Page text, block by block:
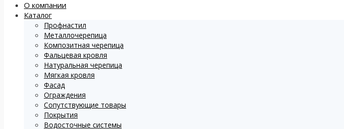
О компании
Каталог
Профнастил
Металлочерепица
Композитная черепица
Фальцевая кровля
Натуральная черепица
Мягкая кровля
Фасад
Ограждения
Сопутствующие товары
Покрытия
Водосточные системы